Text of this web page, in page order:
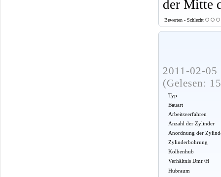
der Mitte
Bewerten - Schlecht
2011-02-
(Gelesen:
Typ
Bauart
Arbeitsverfahren
Anzahl der Zylinder
Anordnung der
Zylinderbohrung
Kolbenhub
Verhältnis Dmr./H
Hubraum